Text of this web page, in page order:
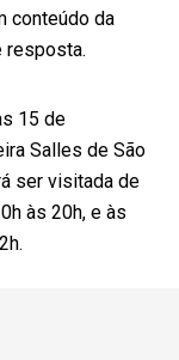
conteúdo da
resposta.
15 de
Salles de São
ser visitada de
às 20h, e às